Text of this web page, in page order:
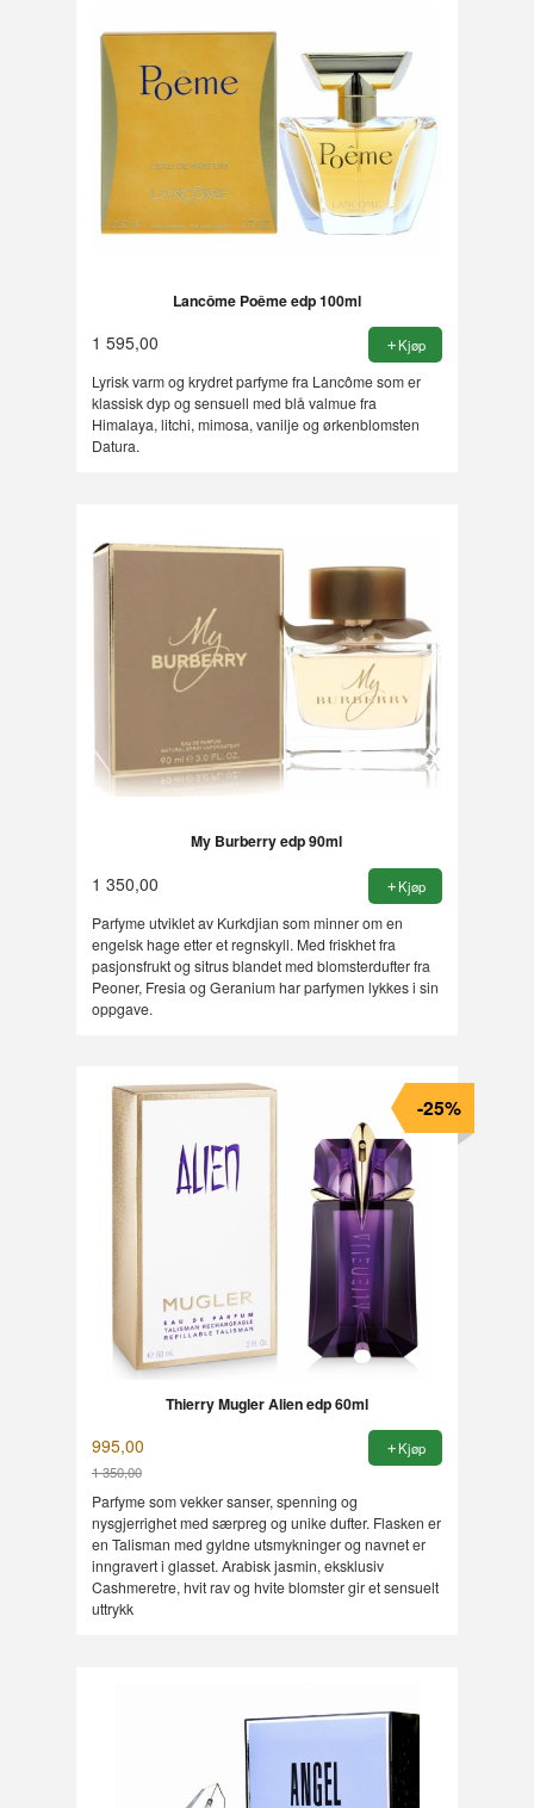
Lancôme Poême edp 100ml
1 595,00 Kjøp
Lyrisk varm og krydret parfyme fra Lancôme som er
klassisk dyp og sensuell med blå valmue fra
Himalaya, litchi, mimosa, vanilje og ørkenblomsten
Datura.
My Burberry edp 90ml
1 350,00 Kjøp
Parfyme utviklet av Kurkdjian som minner om en
engelsk hage etter et regnskyll. Med friskhet fra
pasjonsfrukt og sitrus blandet med blomsterdufter fra
Peoner, Fresia og Geranium har parfymen lykkes i sin
oppgave.
Thierry Mugler Alien edp 60ml
995,00
1 350,00
Rabatt
-25%
Kjøp
Parfyme som vekker sanser, spenning og
nysgjerrighet med særpreg og unike dufter. Flasken er
en Talisman med gyldne utsmykninger og navnet er
inngravert i glasset. Arabisk jasmin, eksklusiv
Cashmeretre, hvit rav og hvite blomster gir et sensuelt
uttrykk